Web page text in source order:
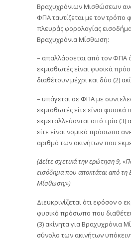
Βραχυχρόνιων Μισθώσεων
ΦΠΑ ταυτίζεται με τον τρόπο
πλευράς φορολογίας
Βραχυχρόνια Μίσθωση:
– απαλλάσσεται από τον ΦΠΑ
εκμισθωτές είναι φυσικά
διαθέτουν μέχρι και δύο (2)
– υπάγεται σε ΦΠΑ με
εκμισθωτές είτε είναι
εκμεταλλεύονται από τρία (3)
είτε είναι νομικά πρόσωπα
αριθμό των ακινήτων που
(Δείτε σχετικά την ερώτηση 9,
εισόδημα που αποκτάται από τη
Μίσθωση;»)
Διευκρινίζεται ότι εφόσον ο
φυσικό πρόσωπο που
(3) ακίνητα για Βραχυχρόνια
σύνολο των ακινήτων